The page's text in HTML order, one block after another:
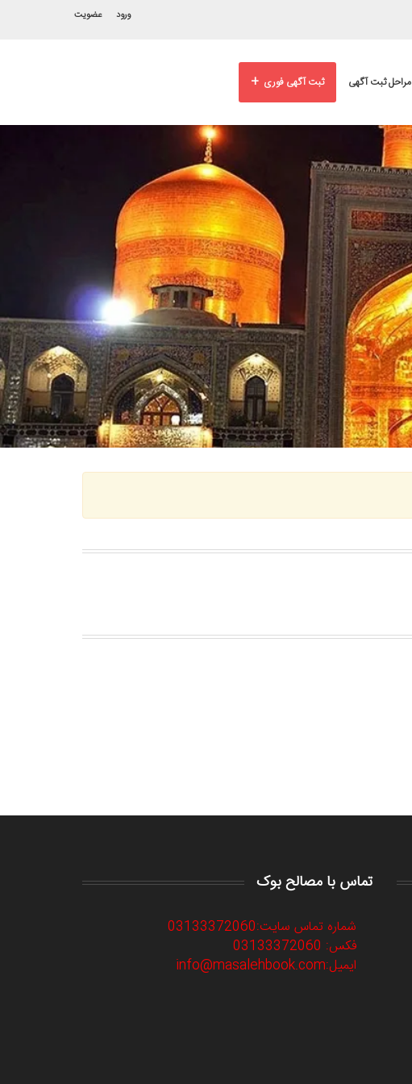
ورود عضویت
مراحل ثبت آگهی ثبت آگهی فوری +
تماس با مصالح بوک
شماره تماس سایت:03133372060
فکس: 03133372060
ایمیل:info@masalehbook.com